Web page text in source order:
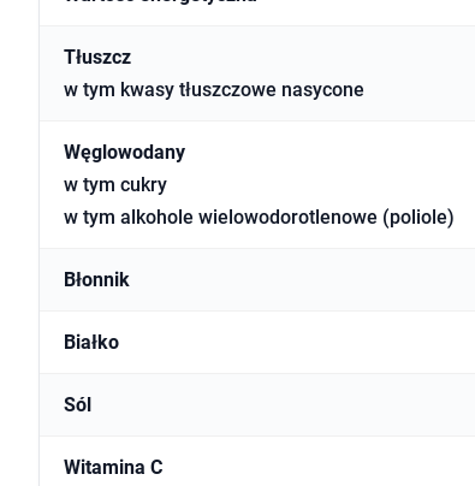
Tłuszcz
w tym kwasy tłuszczowe nasycone
Węglowodany
w tym cukry
w tym alkohole wielowodorotlenowe (poliole)
Błonnik
Białko
Sól
Witamina C